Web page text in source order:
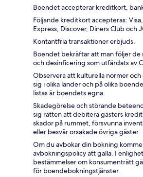
Boendet accepterar kreditkort,
Följande kreditkort accepteras:
Express, Discover, Diners Club och
Kontantfria transaktioner erbjuds.
Boendet bekräftar att man följer
och desinficering som utfärdats av
Observera att kulturella normer och
sig i olika länder och på olika
listas är boendets egna.
Skadegörelse och störande
sig rätten att debitera gästers
skador på rummet, försvunna
eller besvär orsakade övriga gäster.
Om du avbokar din bokning
avbokningspolicy att gälla. I
bestämmelser om konsumenträtt
för boendebokningstjänster.